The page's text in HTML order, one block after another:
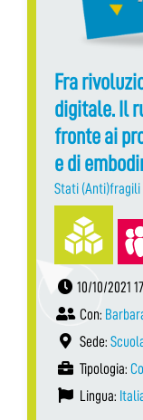
Fra
digitale. Il
fronte ai
e di
Stati (Anti)fragili
10/10/2021
Con:
Sede:
Tipologia:
Lingua: